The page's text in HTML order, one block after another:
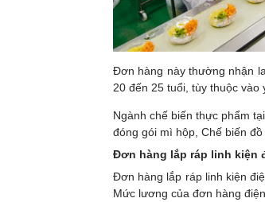
Đơn hàng này thường nhận
20 đến 25 tuổi, tùy thuộc vào
Ngành chế biến thực phẩm
đóng gói mì hộp, Chế biến
Đơn hàng lắp ráp linh kiện
Đơn hàng lắp ráp linh kiện
Mức lương của đơn hàng